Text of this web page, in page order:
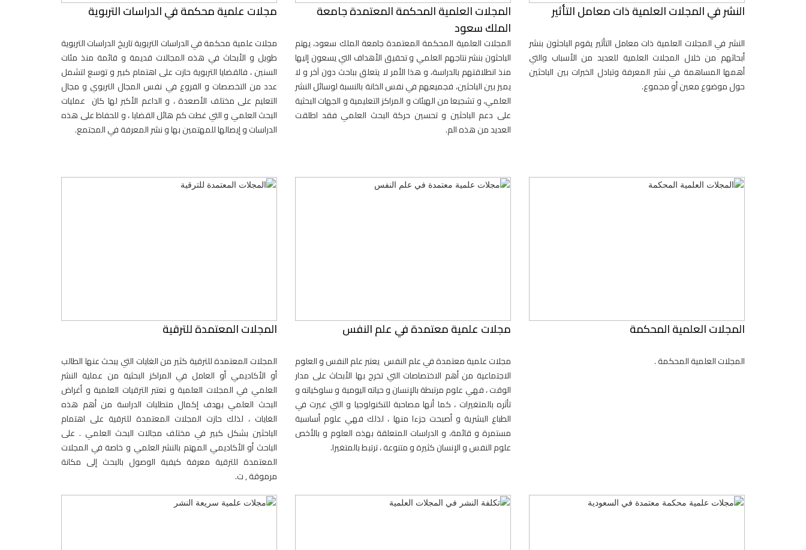
النشر في المجلات العلمية ذات معامل التأثير
النشر في المجلات العلمية ذات معامل التأثير يقوم الباحثون بنشر
أبحاثهم من خلال المجلات العلمية للعديد من الأسباب والتي
أهمها المساهمة في نشر المعرفة وتبادل الخبرات بين الباحثين
حول موضوع معين أو مجموع.
المجلات العلمية المحكمة المعتمدة جامعة
الملك سعود
المجلات العلمية المحكمة المعتمدة جامعة الملك سعود، يهتم
الباحثون بنشر نتاجهم العلمي و تحقيق الأهداف التي يسعون إليها
منذ انطلاقتهم بالدراسة، و هذا الأمر لا يتعلق بباحث دون آخر و لا
يميز بين الباحثين، فجميعهم في نفس الخانة بالنسبة لوسائل النشر
العلمي، و تشجيعا من الهيئات و المراكز التعليمية و الجهات البحثية
على دعم الباحثين و تحسين حركة البحث العلمي فقد اطلقت
العديد من هذه الم.
مجلات علمية محكمة في الدراسات التربوية
مجلات علمية محكمة في الدراسات التربوية تاريخ الدراسات التربوية
طويل و الأبحاث في هذه المجالات قديمة و قائمة منذ مئات
السنين ، فالقضايا التربوية حازت على اهتمام كبير و توسع لتشمل
عدد من التخصصات و الفروع في نفس المجال التربوي و مجال
التعليم على مختلف الأصعدة ، و الداعم الأكبر لها كان عمليات
البحث العلمي و التي غطت كم هائل القضايا ، و للحفاظ على هذه
الدراسات و إيصالها للمهتمين بها و نشر المعرفة في المجتمع.
المجلات العلمية المحكمة
المجلات العلمية المحكمة .
مجلات علمية معتمدة في علم النفس
مجلات علمية معتمدة في علم النفس يعتبر علم النفس و العلوم
الاجتماعية من أهم الاختصاصات التي تخرج بها الأبحاث على مدار
الوقت ، فهي علوم مرتبطة بالإنسان و حياته اليومية و سلوكياته و
تأثره بالمتغيرات ، كما أنها مصاحبة للتكنولوجيا و التي غيرت في
الطباع البشرية و أصبحت جزءا منها ، لذلك فهي علوم أساسية
مستمرة و قائمة، و الدراسات المتعلقة بهذه العلوم و بالأخص
علوم النفس و الإنسان كثيرة و متنوعة ، ترتبط بالمتغيرا.
المجلات المعتمدة للترقية
المجلات المعتمدة للترقية كثير من الغايات التي يبحث عنها الطالب
أو الأكاديمي أو العامل في المراكز البحثية من عملية النشر
العلمي في المجلات العلمية و تعتبر الترقيات العلمية و أغراض
البحث العلمي بهدف إكمال متطلبات الدراسة من أهم هذه
الغايات ، لذلك حازت المجلات المعتمدة للترقية على اهتمام
الباحثين بشكل كبير في مختلف مجالات البحث العلمي . على
الباحث أو الأكاديمي المهتم بالنشر العلمي و خاصة في المجلات
المعتمدة للترقية معرفة كيفية الوصول بالبحث إلى مكانة
مرموقة , ت.